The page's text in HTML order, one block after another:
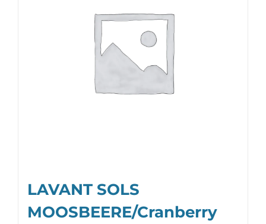
LAVANT SOLS
MOOSBEERE/Cranberry